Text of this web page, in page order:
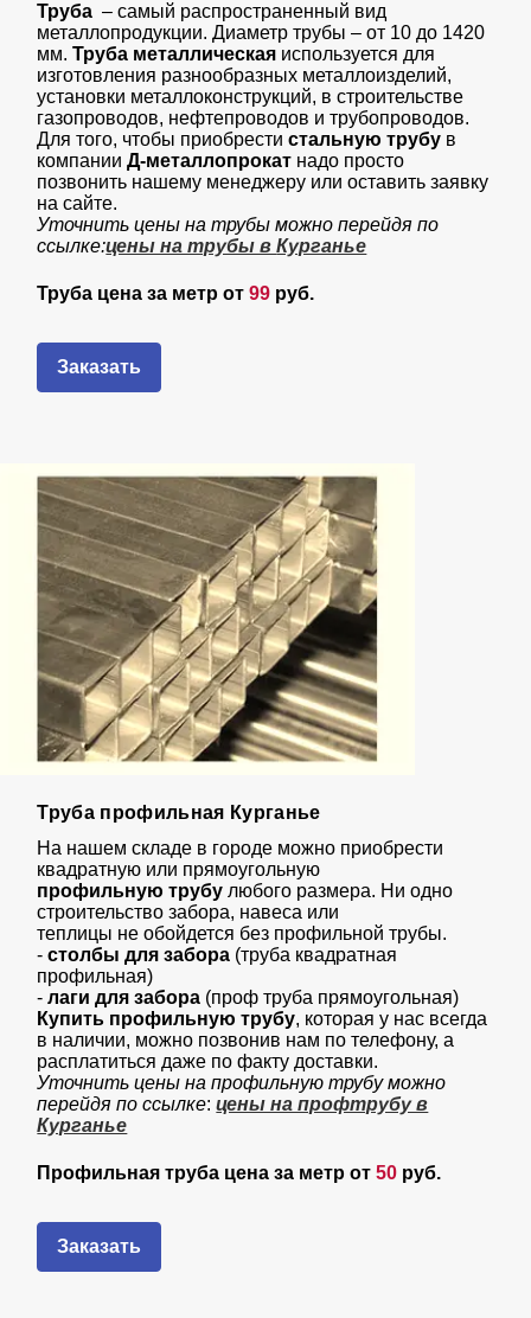
Труба – самый распространенный вид
металлопродукции. Диаметр трубы – от 10 до 1420
мм.Труба металлическая используется для
изготовления разнообразных металлоизделий,
установки металлоконструкций, в строительстве
газопроводов, нефтепроводов и трубопроводов.
Для того, чтобы приобрестистальную трубу в
компанииД-металлопрокат надо просто
позвонить нашему менеджеру или оставить заявку
на сайте.
Уточнить цены на трубы можно перейдя по
ссылке:цены на трубы вКурганье
Труба цена за метр от99 руб.
Заказать
Труба профильная Курганье
На нашем складе в городе можно приобрести
квадратную или прямоугольную
профильную трубу любого размера. Ни одно
строительство забора, навеса или
теплицы не обойдется без профильной трубы.
-столбы для забора (труба квадратная
профильная)
-лаги для забора (проф труба прямоугольная)
Купить профильную трубу, которая у нас всегда
в наличии, можно позвонив нам по телефону, а
расплатиться даже по факту доставки.
Уточнить цены на профильную трубу можно
перейдя по ссылке:цены на профтрубу в
Курганье
Профильная труба цена за метр от50 руб.
Заказать